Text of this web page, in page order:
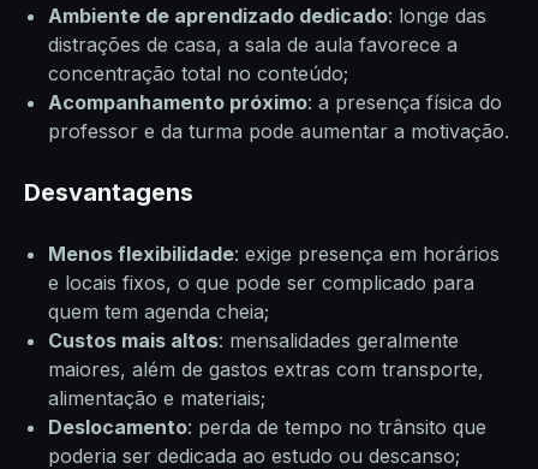
Ambiente de aprendizado dedicado: longe das
distrações de casa, a sala de aula favorece a
concentração total no conteúdo;
Acompanhamento próximo: a presença física do
professor e da turma pode aumentar a motivação.
Desvantagens
Menos flexibilidade: exige presença em horários
e locais fixos, o que pode ser complicado para
quem tem agenda cheia;
Custos mais altos: mensalidades geralmente
maiores, além de gastos extras com transporte,
alimentação e materiais;
Deslocamento: perda de tempo no trânsito que
poderia ser dedicada ao estudo ou descanso;